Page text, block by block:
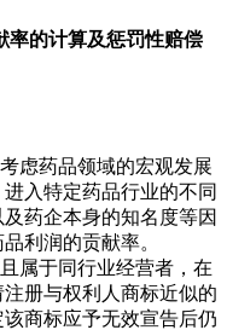
率的计算及惩罚性赔偿
药品领域的宏观发展
入特定药品行业的不同
药企本身的知名度等因
利润的贡献率。
于同行业经营者，在
册与权利人商标近似的
商标应予无效宣告后仍